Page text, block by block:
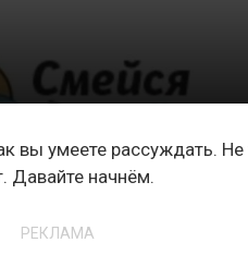
вы умеете рассуждать.
Давайте начнём.
РЕКЛАМА